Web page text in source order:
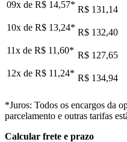
09x de R$ 14,57* R$ 131,14
10x de R$ 13,24* R$ 132,40
11x de R$ 11,60* R$ 127,65
12x de R$ 11,24* R$ 134,94
*Juros: Todos os encargos da
parcelamento e outras tarifas
Calcular frete e prazo